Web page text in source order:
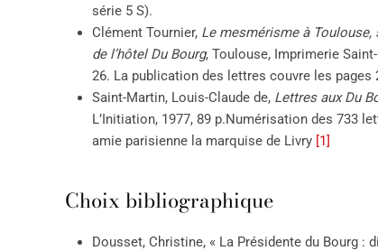
série 5 S).
Clément Tournier, Le mesmérisme à Toulouse,
de l’hôtel Du Bourg, Toulouse, Imprimerie
26. La publication des lettres couvre les pages
Saint-Martin, Louis-Claude de, Lettres aux Du
L’Initiation, 1977, 89 p.Numérisation des 733
amie parisienne la marquise de Livry [1]
Choix bibliographique
Dousset, Christine, « La Présidente du Bourg :